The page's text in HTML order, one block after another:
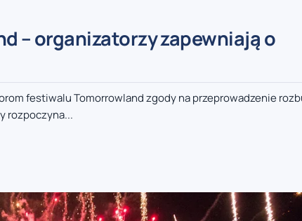
– organizatorzy zapewniają o
festiwalu Tomorrowland zgody na przeprowadzenie
rozpoczyna...